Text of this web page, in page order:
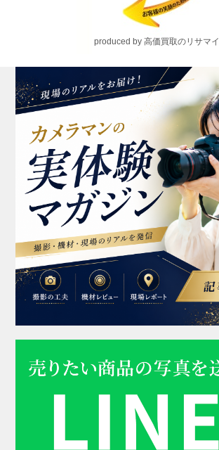
produced by 高価買取のリサマイ